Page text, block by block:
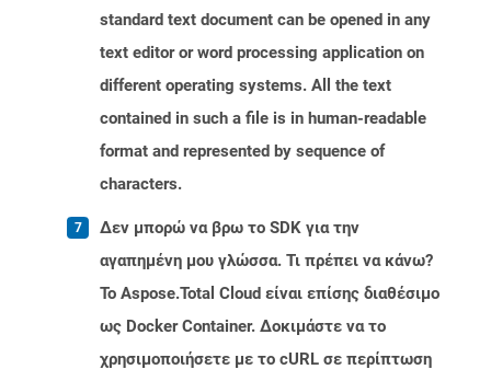
standard text document can be opened in any
text editor or word processing application on
different operating systems. All the text
contained in such a file is in human-readable
format and represented by sequence of
characters.
Δεν μπορώ να βρω το SDK για την
αγαπημένη μου γλώσσα. Τι πρέπει να κάνω?
Το Aspose.Total Cloud είναι επίσης διαθέσιμο
ως Docker Container. Δοκιμάστε να το
χρησιμοποιήσετε με το cURL σε περίπτωση